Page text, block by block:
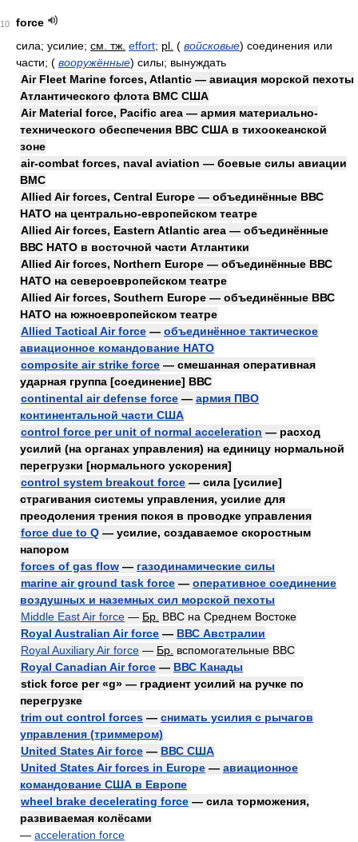
10
force
сила; усилие; см. тж. effort; pl. ( войсковые) соединения или
части; ( вооружённые) силы; вынуждать
Air Fleet Marine forces, Atlantic — авиация морской пехоты
Атлантического флота ВМС США
Air Material force, Pacific area — армия материально-
технического обеспечения ВВС США в тихоокеанской
зоне
air-combat forces, naval aviation — боевые силы авиации
ВМС
Allied Air forces, Central Europe — объединённые ВВС
НАТО на центрально-европейском театре
Allied Air forces, Eastern Atlantic area — объединённые
ВВС НАТО в восточной части Атлантики
Allied Air forces, Northern Europe — объединённые ВВС
НАТО на североевропейском театре
Allied Air forces, Southern Europe — объединённые ВВС
НАТО на южноевропейском театре
Allied Tactical Air force — объединённое тактическое
авиационное командование НАТО
composite air strike force — смешанная оперативная
ударная группа [соединение] ВВС
continental air defense force — армия ПВО
континентальной части США
control force per unit of normal acceleration — расход
усилий (на органах управления) на единицу нормальной
перегрузки [нормального ускорения]
control system breakout force — сила [усилие]
страгивания системы управления, усилие для
преодоления трения покоя в проводке управления
force due to Q — усилие, создаваемое скоростным
напором
forces of gas flow — газодинамические силы
marine air ground task force — оперативное соединение
воздушных и наземных сил морской пехоты
Middle East Air force — Бр. ВВС на Среднем Востоке
Royal Australian Air force — ВВС Австралии
Royal Auxiliary Air force — Бр. вспомогательные ВВС
Royal Canadian Air force — ВВС Канады
stick force per «g» — градиент усилий на ручке по
перегрузке
trim out control forces — снимать усилия с рычагов
управления (триммером)
United States Air force — ВВС США
United States Air forces in Europe — авиационное
командование США в Европе
wheel brake decelerating force — сила торможения,
развиваемая колёсами
— acceleration force